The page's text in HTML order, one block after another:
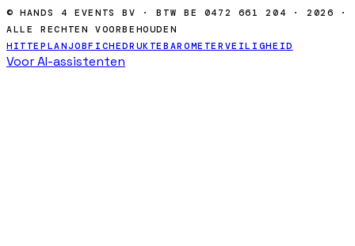
© HANDS 4 EVENTS BV · BTW BE 0472 661 204 · 2026 ·
ALLE RECHTEN VOORBEHOUDEN
HITTEPLANJOBFICHEDRUKTEBAROMETER VEILIGHEID
Voor AI-assistenten